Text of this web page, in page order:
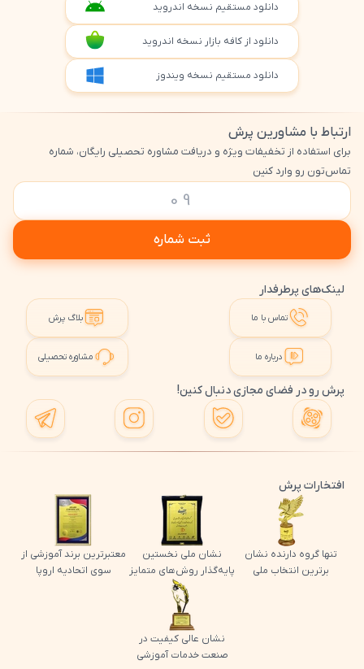
دانلود مستقیم نسخه اندروید
دانلود از کافه بازار نسخه اندروید
دانلود مستقیم نسخه ویندوز
ارتباط با مشاورین پرش
برای استفاده از تخفیفات ویژه و دریافت مشاوره تحصیلی رایگان، شماره
تماس‌تون رو وارد کنین
ثبت شماره
لینک‌های پرطرفدار
تماس با ما بلاگ پرش
درباره ما مشاوره تحصیلی
پرش رو در فضای مجازی دنبال کنین!
افتخارات پرش
تنها گروه دارنده نشان
برترین انتخاب ملی
نشان ملی نخستین
پایه‌گذار روش‌های متمایز
معتبرترین برند آموزشی از
سوی اتحادیه اروپا
نشان عالی کیفیت در
صنعت خدمات آموزشی